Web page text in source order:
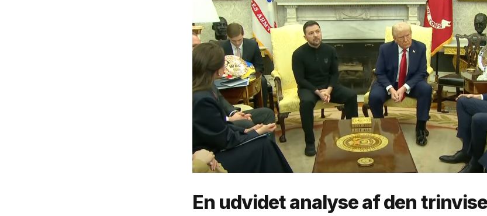
En udvidet analyse af den